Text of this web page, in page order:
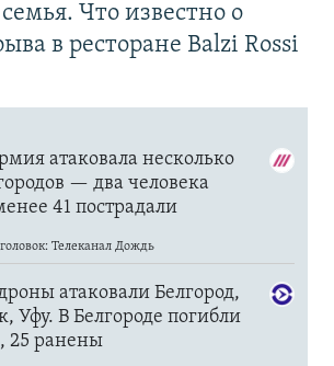
Что известно о
в ресторане Balzi Rossi